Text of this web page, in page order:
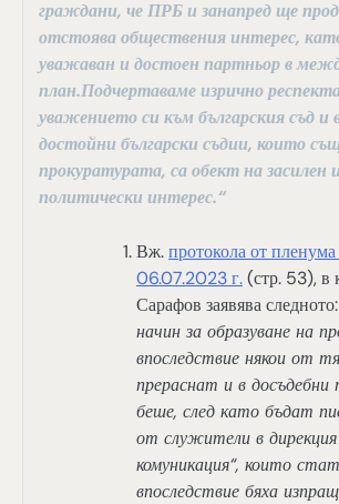
граждани, че ПРБ и занапред ще
отстоява обществения интерес,
уважаван и достоен партньор в
план.Подчертаваме изрично
уважението си към българския съд и
достойни български съдии, които
прокуратурата, са обект на засилен
политически интерес.“
Вж.протокола от
06.07.2023 г.(стр. 53), в
Сарафов заявява
начин за образуване на
впоследствие някои от
прераснат и в досъдебни
беше, след като бъдат
от служители в
комуникация“, които
впоследствие бяха